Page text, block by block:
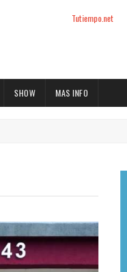
Tutiempo.net
SHOW MAS INFO